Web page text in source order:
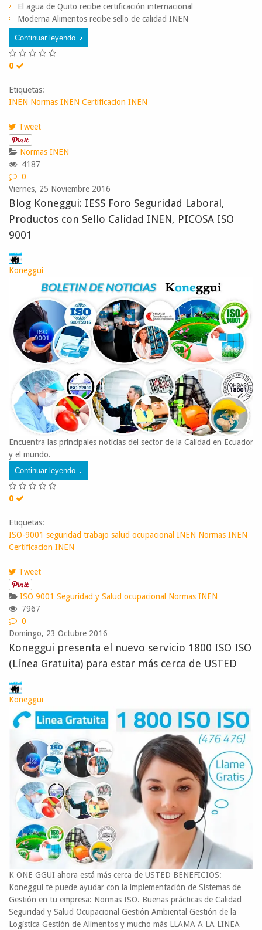
El agua de Quito recibe certificación internacional
Moderna Alimentos recibe sello de calidad INEN
Continuar leyendo
0
Etiquetas:
INEN Normas INEN Certificacion INEN
Tweet
Normas INEN
4187
0
Viernes, 25 Noviembre 2016
Blog Koneggui: IESS Foro Seguridad Laboral,
Productos con Sello Calidad INEN, PICOSA ISO
9001
Koneggui
Encuentra las principales noticias del sector de la Calidad en Ecuador
y el mundo.
Continuar leyendo
0
Etiquetas:
ISO-9001 seguridad trabajo salud ocupacional INEN Normas INEN
Certificacion INEN
Tweet
ISO 9001 Seguridad y Salud ocupacional Normas INEN
7967
0
Domingo, 23 Octubre 2016
Koneggui presenta el nuevo servicio 1800 ISO ISO
(Línea Gratuita) para estar más cerca de USTED
Koneggui
K ONE GGUI ahora está más cerca de USTED BENEFICIOS:
Koneggui te puede ayudar con la implementación de Sistemas de
Gestión en tu empresa: Normas ISO. Buenas prácticas de Calidad
Seguridad y Salud Ocupacional Gestión Ambiental Gestión de la
Logística Gestión de Alimentos y mucho más LLAMA A LA LINEA